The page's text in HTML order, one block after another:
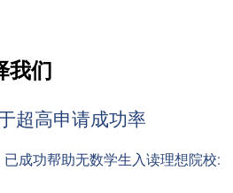
我们
超高申请成功率
成功帮助无数学生入读理想院校: